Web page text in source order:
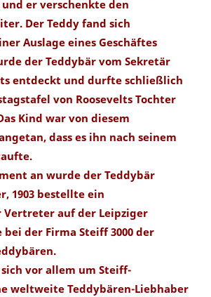
er verschenkte den
Der Teddy fand sich
Auslage eines Geschäftes
der Teddybär vom Sekretär
entdeckt und durfte schließlich
von Roosevelts Tochter
Kind war von diesem
dass es ihn nach seinem
an wurde der Teddybär
1903 bestellte ein
Vertreter auf der Leipziger
bei der Firma Steiff 3000 der
vor allem um Steiff-
weltweite Teddybären-Liebhaber